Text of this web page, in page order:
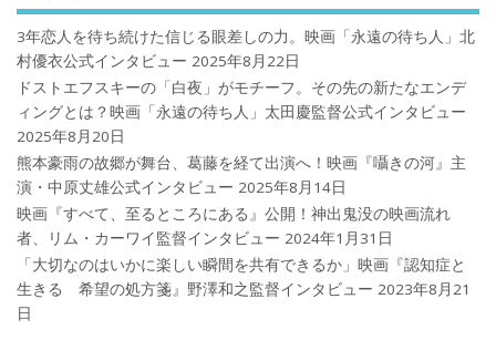
3年恋人を待ち続けた信じる眼差しの力。映画「永遠の待ち人」北
村優衣公式インタビュー 2025年8月22日
ドストエフスキーの「白夜」がモチーフ。その先の新たなエンデ
ィングとは？映画「永遠の待ち人」太田慶監督公式インタビュー
2025年8月20日
熊本豪雨の故郷が舞台、葛藤を経て出演へ！映画『囁きの河』主
演・中原丈雄公式インタビュー 2025年8月14日
映画『すべて、至るところにある』公開！神出鬼没の映画流れ
者、リム・カーワイ監督インタビュー 2024年1月31日
「大切なのはいかに楽しい瞬間を共有できるか」映画『認知症と
生きる 希望の処方箋』野澤和之監督インタビュー 2023年8月21
日